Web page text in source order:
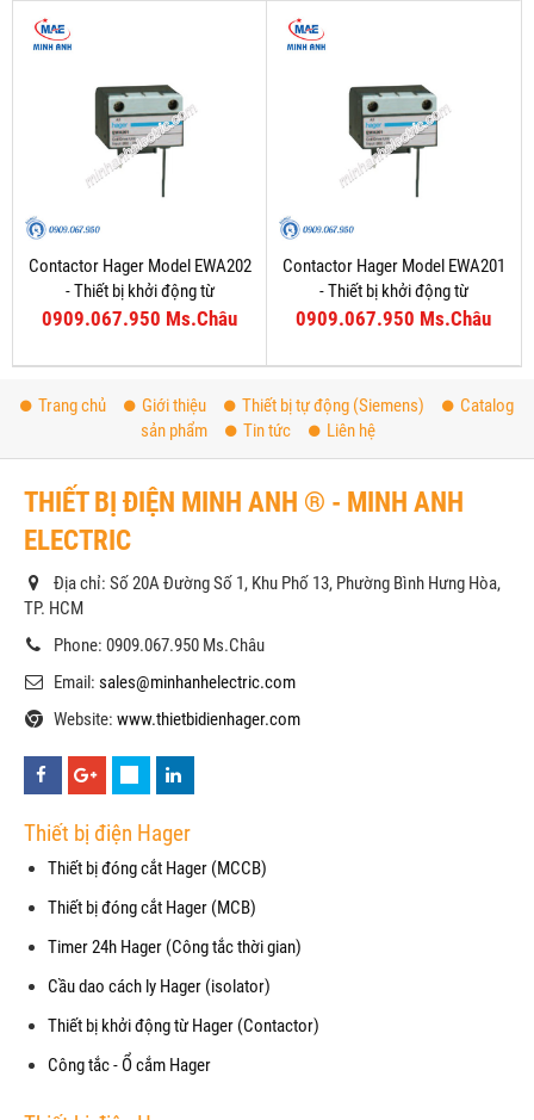
Contactor Hager Model EWA202
- Thiết bị khởi động từ
0909.067.950 Ms.Châu
Contactor Hager Model EWA201
- Thiết bị khởi động từ
0909.067.950 Ms.Châu
Trang chủ Giới thiệu Thiết bị tự động (Siemens)
Catalog
sản phẩm
Tin tức Liên hệ
THIẾT BỊ ĐIỆN MINH ANH ® - MINH ANH
ELECTRIC
Địa chỉ: Số 20A Đường Số 1, Khu Phố 13, Phường Bình Hưng Hòa,
TP. HCM
Phone: 0909.067.950 Ms.Châu
Email: sales@minhanhelectric.com
Website: www.thietbidienhager.com
Thiết bị điện Hager
Thiết bị đóng cắt Hager (MCCB)
Thiết bị đóng cắt Hager (MCB)
Timer 24h Hager (Công tắc thời gian)
Cầu dao cách ly Hager (isolator)
Thiết bị khởi động từ Hager (Contactor)
Công tắc - Ổ cắm Hager